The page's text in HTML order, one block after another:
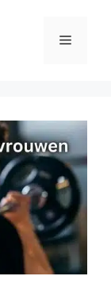
Menu